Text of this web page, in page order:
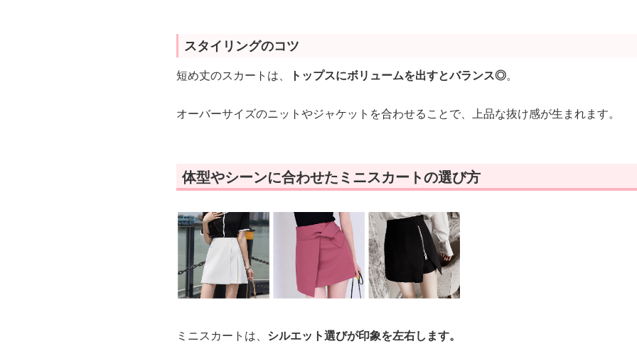
スタイリングのコツ
短め丈のスカートは、 トップスにボリュームを出すとバランス◎。
オーバーサイズのニットやジャケットを合わせることで、上品な抜け感が生まれます。
体型やシーンに合わせたミニスカートの選び方
ミニスカートは、 シルエット選びが印象を左右します。